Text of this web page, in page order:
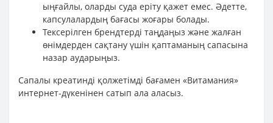
ыңғайлы, оларды суда еріту қажет емес. Әдетте,
капсулалардың бағасы жоғары болады.
Тексерілген брендтерді таңдаңыз және жалған
өнімдерден сақтану үшін қаптаманың сапасына
назар аударыңыз.
Сапалы креатинді қолжетімді бағамен «Витамания»
интернет-дүкенінен сатып ала аласыз.